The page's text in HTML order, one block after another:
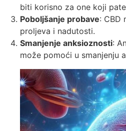
biti korisno za one koji
Poboljšanje probave: CBD
proljeva i nadutosti.
Smanjenje anksioznosti:
može pomoći u smanjenju